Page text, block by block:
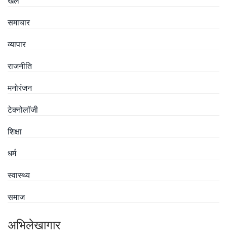
समाचार
व्यापार
राजनीति
मनोरंजन
टेक्नोलॉजी
शिक्षा
धर्म
स्वास्थ्य
समाज
अभिलेखागार